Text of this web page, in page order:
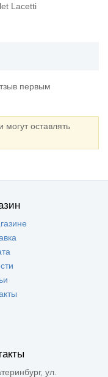
Lacetti
первым
могут оставлять
ул.